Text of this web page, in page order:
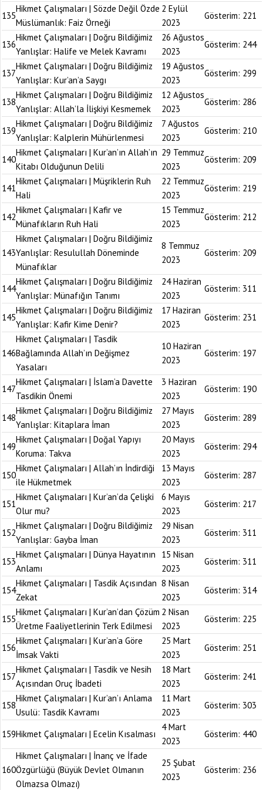
135
Hikmet Çalışmaları | Sözde Değil Özde
Müslümanlık: Faiz Örneği
2 Eylül
2023
Gösterim: 221
136
Hikmet Çalışmaları | Doğru Bildiğimiz
Yanlışlar: Halife ve Melek Kavramı
26 Ağustos
2023
Gösterim: 244
137
Hikmet Çalışmaları | Doğru Bildiğimiz
Yanlışlar: Kur’an’a Saygı
19 Ağustos
2023
Gösterim: 299
138
Hikmet Çalışmaları | Doğru Bildiğimiz
Yanlışlar: Allah’la İlişkiyi Kesmemek
12 Ağustos
2023
Gösterim: 286
139
Hikmet Çalışmaları | Doğru Bildiğimiz
Yanlışlar: Kalplerin Mühürlenmesi
7 Ağustos
2023
Gösterim: 210
140
Hikmet Çalışmaları | Kur’an’ın Allah’ın
Kitabı Olduğunun Delili
29 Temmuz
2023
Gösterim: 209
141
Hikmet Çalışmaları | Müşriklerin Ruh
Hali
22 Temmuz
2023
Gösterim: 219
142
Hikmet Çalışmaları | Kafir ve
Münafıkların Ruh Hali
15 Temmuz
2023
Gösterim: 212
143
Hikmet Çalışmaları | Doğru Bildiğimiz
Yanlışlar: Resulullah Döneminde
Münafıklar
8 Temmuz
2023
Gösterim: 209
144
Hikmet Çalışmaları | Doğru Bildiğimiz
Yanlışlar: Münafığın Tanımı
24 Haziran
2023
Gösterim: 311
145
Hikmet Çalışmaları | Doğru Bildiğimiz
Yanlışlar: Kafir Kime Denir?
17 Haziran
2023
Gösterim: 231
146
Hikmet Çalışmaları | Tasdik
Bağlamında Allah’ın Değişmez
Yasaları
10 Haziran
2023
Gösterim: 197
147
Hikmet Çalışmaları | İslam’a Davette
Tasdikin Önemi
3 Haziran
2023
Gösterim: 190
148
Hikmet Çalışmaları | Doğru Bildiğimiz
Yanlışlar: Kitaplara İman
27 Mayıs
2023
Gösterim: 289
149
Hikmet Çalışmaları | Doğal Yapıyı
Koruma: Takva
20 Mayıs
2023
Gösterim: 294
150
Hikmet Çalışmaları | Allah’ın İndirdiği
ile Hükmetmek
13 Mayıs
2023
Gösterim: 287
151
Hikmet Çalışmaları | Kur’an’da Çelişki
Olur mu?
6 Mayıs
2023
Gösterim: 217
152
Hikmet Çalışmaları | Doğru Bildiğimiz
Yanlışlar: Gayba İman
29 Nisan
2023
Gösterim: 311
153
Hikmet Çalışmaları | Dünya Hayatının
Anlamı
15 Nisan
2023
Gösterim: 311
154
Hikmet Çalışmaları | Tasdik Açısından
Zekat
8 Nisan
2023
Gösterim: 314
155
Hikmet Çalışmaları | Kur’an’dan Çözüm
Üretme Faaliyetlerinin Terk Edilmesi
2 Nisan
2023
Gösterim: 225
156
Hikmet Çalışmaları | Kur’an’a Göre
İmsak Vakti
25 Mart
2023
Gösterim: 251
157
Hikmet Çalışmaları | Tasdik ve Nesih
Açısından Oruç İbadeti
18 Mart
2023
Gösterim: 241
158
Hikmet Çalışmaları | Kur’an’ı Anlama
Usulü: Tasdik Kavramı
11 Mart
2023
Gösterim: 303
159Hikmet Çalışmaları | Ecelin Kısalması
4 Mart
2023
Gösterim: 440
160
Hikmet Çalışmaları | İnanç ve İfade
Özgürlüğü (Büyük Devlet Olmanın
Olmazsa Olmazı)
25 Şubat
2023
Gösterim: 236